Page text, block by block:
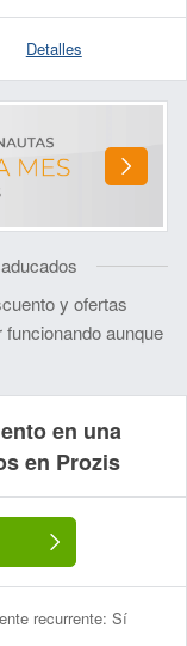
Detalles
y ofertas
aunque
en una
en Prozis
recurrente: Sí